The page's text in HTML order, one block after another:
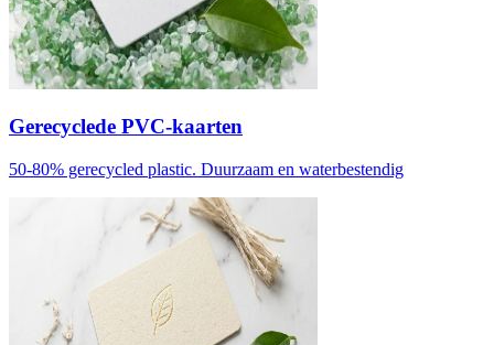
Gerecyclede PVC-kaarten
50-80% gerecycled plastic. Duurzaam en waterbestendig